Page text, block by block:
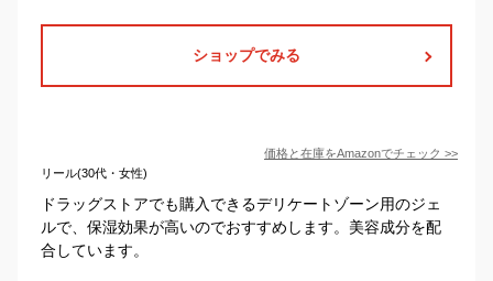
ショップでみる
価格と在庫をAmazonでチェック >>
リール(30代・女性)
ドラッグストアでも購入できるデリケートゾーン用のジェ
ルで、保湿効果が高いのでおすすめします。美容成分を配
合しています。